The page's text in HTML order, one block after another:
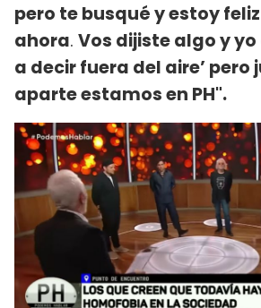
pero te busqué y estoy
ahora. Vos dijiste algo y yo
a decir fuera del aire’ pero
aparte estamos en PH".